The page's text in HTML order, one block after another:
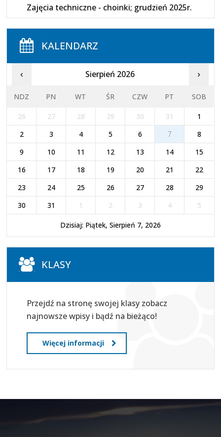
Zajęcia techniczne - choinki; grudzień 2025r.
KALENDARZ
‹ Sierpień 2026 ›
NDZ PN WT ŚR CZW PT SOB
26 27 28 29 30 31
1
2
3 4 5 6 7
8
9
10 11 12 13 14
15
16
17 18 19 20 21
22
23
24 25 26 27 28
29
30
31 1 2 3 4 5
Dzisiaj: Piątek, Sierpień 7, 2026
KLASY
Przejdź na stronę swojej klasy zobacz
najnowsze wpisy i bądź na bieżąco!
Więcej informacji